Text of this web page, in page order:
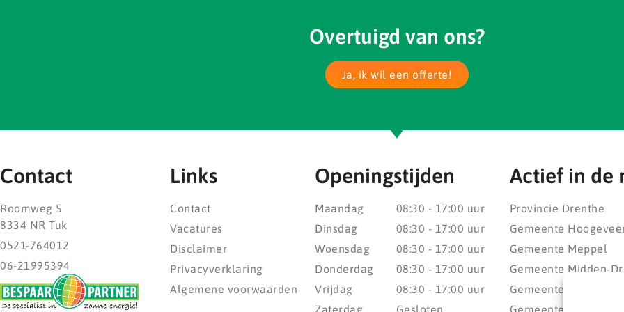
Overtuigd van ons?
Ja, ik wil een offerte!
Contact
Roomweg 5
8334 NR Tuk
0521-764012
06-21995394
Links
Contact
Vacatures
Disclaimer
Privacyverklaring
Algemene voorwaarden
Openingstijden
Maandag
Dinsdag
Woensdag
Donderdag
Vrijdag
Zaterdag
08:30 - 17:00 uur
08:30 - 17:00 uur
08:30 - 17:00 uur
08:30 - 17:00 uur
08:30 - 17:00 uur
Gesloten
Actief in de
Provincie Drenthe
Gemeente
Gemeente Meppel
Gemeente Midden-
Gemeente
Gemeente